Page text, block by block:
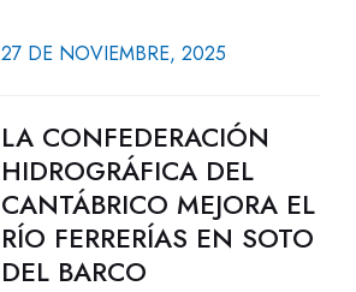
27 DE NOVIEMBRE, 2025
LA CONFEDERACIÓN
HIDROGRÁFICA DEL
CANTÁBRICO MEJORA EL
RÍO FERRERÍAS EN SOTO
DEL BARCO